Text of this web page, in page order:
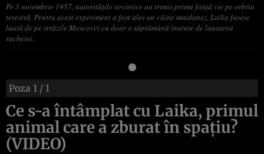
Pe 3 noiembrie 1957, autorităţile sovietice au trimis prima fiinţă vie pe orbita
terestră. Pentru acest experiment a fost ales un câine maidanez. Laika fusese
luată de pe străzile Moscovei cu doar o săptămână înainte de lansarea
rachetei.
Poza 1 / 1
Ce s-a întâmplat cu Laika, primul
animal care a zburat în spaţiu?
(VIDEO)